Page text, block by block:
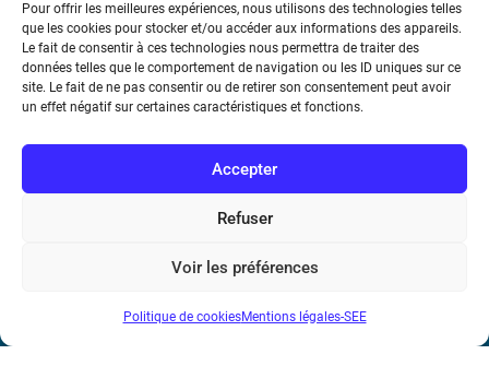
Pour offrir les meilleures expériences, nous utilisons des technologies telles
que les cookies pour stocker et/ou accéder aux informations des appareils.
Le fait de consentir à ces technologies nous permettra de traiter des
données telles que le comportement de navigation ou les ID uniques sur ce
site. Le fait de ne pas consentir ou de retirer son consentement peut avoir
un effet négatif sur certaines caractéristiques et fonctions.
Accepter
Refuser
Voir les préférences
Politique de cookiesMentions légales-SEE
Société de l’Electricité, de l’Electronique et des Technologies
de l’Information et de la Communication
17 rue de l’Amiral Hamelin75116 Paris